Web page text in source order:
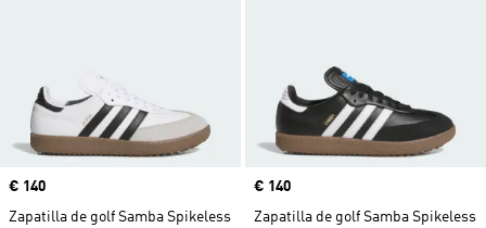
Precio
€ 140
Zapatilla de golf Samba Spikeless
Precio
€ 140
Zapatilla de golf Samba Spikeless